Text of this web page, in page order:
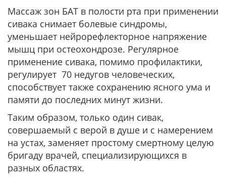
Массаж зон БАТ в полости рта при применении
сивака снимает болевые синдромы,
уменьшает нейрорефлекторное напряжение
мышц при остеохондрозе. Регулярное
применение сивака, помимо профилактики,
регулирует 70 недугов человеческих,
способствует также сохранению ясного ума и
памяти до последних минут жизни.
Таким образом, только один сивак,
совершаемый с верой в душе и с намерением
на устах, заменяет простому смертному целую
бригаду врачей, специализирующихся в
разных областях.